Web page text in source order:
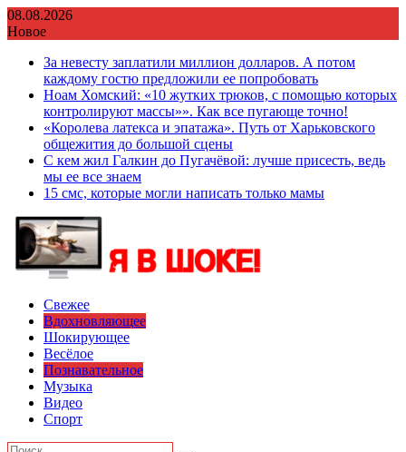
Перейти
к
08.08.2026
Новое
За невесту заплатили миллион долларов. А потом
каждому гостю предложили ее попробовать
Ноам Хомский: «10 жутких трюков, с помощью которых
контролируют массы»». Как все пугающе точно!
«Королева латекса и эпатажа». Путь от Харьковского
общежития до большой сцены
С кем жил Галкин до Пугачёвой: лучше присесть, ведь
мы ее все знаем
15 смс, которые могли написать только мамы
Свежее
Вдохновляющее
Шокирующее
Весёлое
Познавательное
Музыка
Видео
Спорт